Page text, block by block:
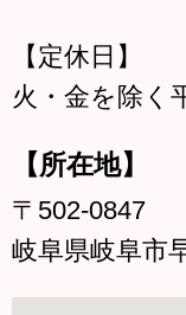
【定休日】
火・金を除く
【所在地】
〒502-0847
岐阜県岐阜市